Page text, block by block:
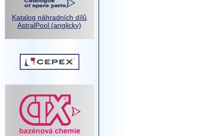
Katalog náhradních dílů
AstralPool (anglicky)